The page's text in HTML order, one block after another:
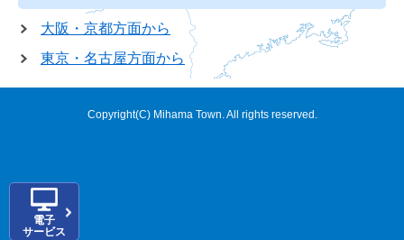
電子
サービス
大阪・京都方面から
東京・名古屋方面から
Copyright(C) Mihama Town. All rights reserved.